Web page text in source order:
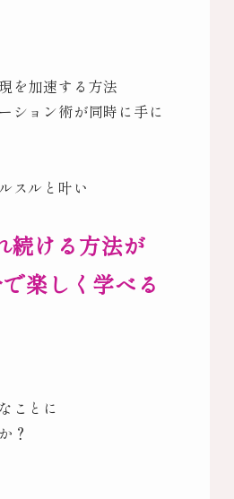
を加速する方法
ション術が同時に手に
スルと叶い
ける方法が
楽しく学べる
ことに
？